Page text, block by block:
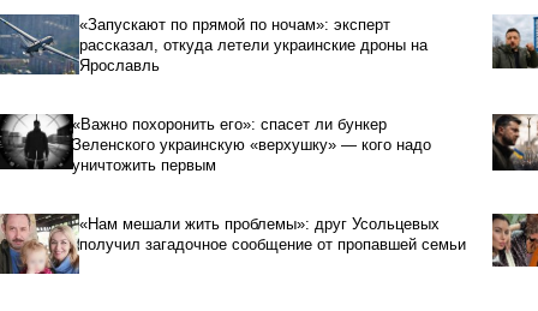
«Запускают по прямой по ночам»: эксперт
рассказал, откуда летели украинские дроны на
Ярославль
«Важно похоронить его»: спасет ли бункер
Зеленского украинскую «верхушку» — кого надо
уничтожить первым
«Нам мешали жить проблемы»: друг Усольцевых
получил загадочное сообщение от пропавшей семьи